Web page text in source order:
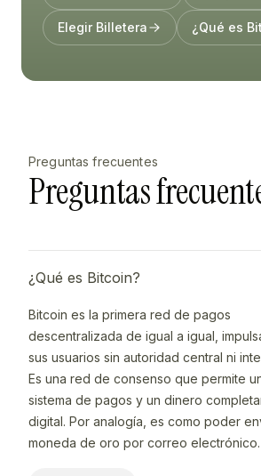
Elegir Billetera ¿Qué es
Preguntas frecuentes
Preguntas
¿Qué es Bitcoin?
Bitcoin es la primera red de pagos
descentralizada de igual a igual,
sus usuarios sin autoridad central ni
Es una red de consenso que permite
sistema de pagos y un dinero
digital. Por analogía, es como poder
moneda de oro por correo electrónico.